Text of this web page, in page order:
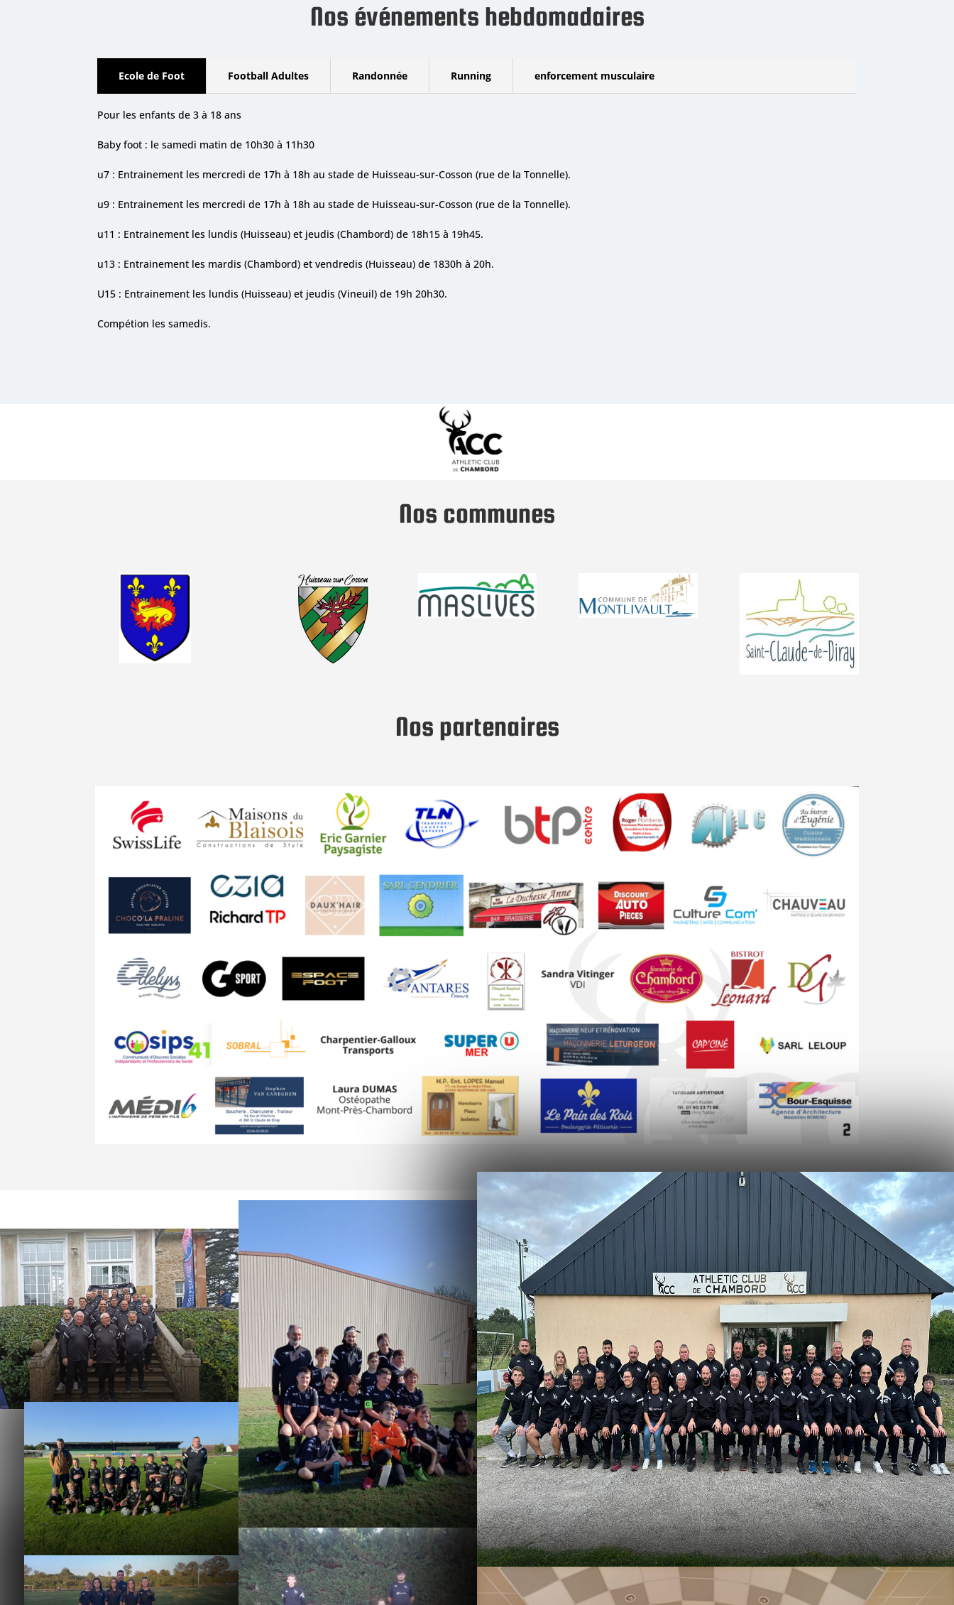
Nos événements hebdomadaires
Ecole de Foot Football Adultes Randonnée Running enforcement musculaire
Pour les enfants de 3 à 18 ans
Baby foot : le samedi matin de 10h30 à 11h30
u7 : Entrainement les mercredi de 17h à 18h au stade de Huisseau-sur-Cosson (rue de la Tonnelle).
u9 : Entrainement les mercredi de 17h à 18h au stade de Huisseau-sur-Cosson (rue de la Tonnelle).
u11 : Entrainement les lundis (Huisseau) et jeudis (Chambord) de 18h15 à 19h45.
u13 : Entrainement les mardis (Chambord) et vendredis (Huisseau) de 1830h à 20h.
U15 : Entrainement les lundis (Huisseau) et jeudis (Vineuil) de 19h 20h30.
Compétion les samedis.
Nos communes
Nos partenaires